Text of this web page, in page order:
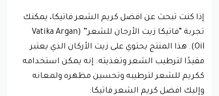
إذا كنت تبحث عن افضل كريم الشعر فاتيكا، يمكنك
تجربة “فاتيكا زيت الأرحان للشعر” (Vatika Argan
Oil). هذا المنتج يحتوي على زيت الأركان الذي يعتبر
مفيدًا لترطيب الشعر وتغذيته. إنه يمكن استخدامه
ككريم للشعر لترطيبه وتحسين مظهره ولمعانه
وإليك افضل كريم الشعر فاتيكا: